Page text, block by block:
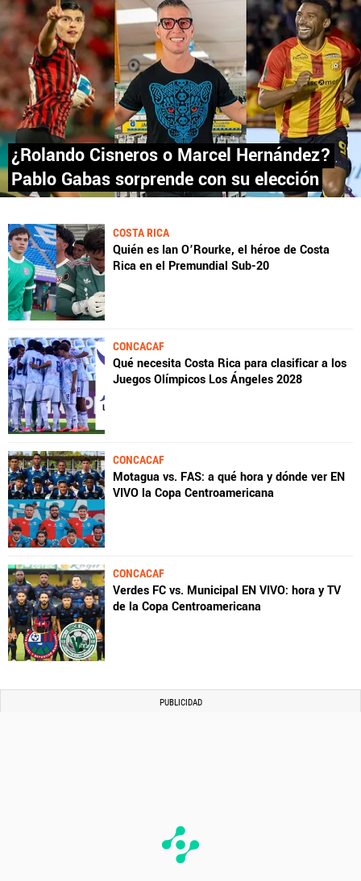
¿Rolando Cisneros o Marcel Hernández?
Pablo Gabas sorprende con su elección
COSTA RICA
Quién es Ian O’Rourke, el héroe de Costa
Rica en el Premundial Sub-20
CONCACAF
Qué necesita Costa Rica para clasificar a los
Juegos Olímpicos Los Ángeles 2028
CONCACAF
Motagua vs. FAS: a qué hora y dónde ver EN
VIVO la Copa Centroamericana
CONCACAF
Verdes FC vs. Municipal EN VIVO: hora y TV
de la Copa Centroamericana